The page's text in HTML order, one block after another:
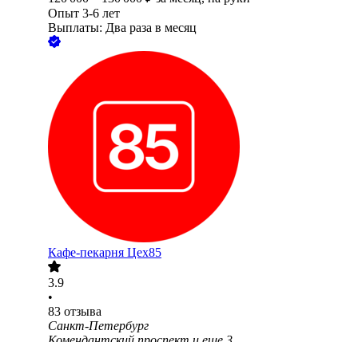
Опыт 3-6 лет
Выплаты: Два раза в месяц
Кафе-пекарня Цех85
3.9
•
83 отзыва
Санкт-Петербург